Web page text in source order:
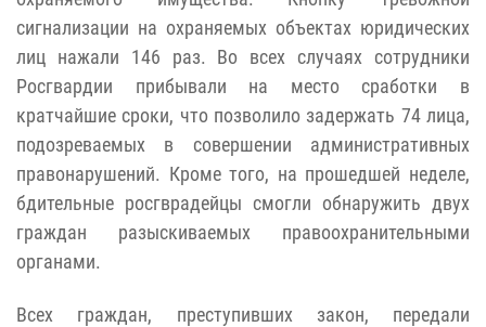
сигнализации на охраняемых объектах юридических
лиц нажали 146 раз. Во всех случаях сотрудники
Росгвардии прибывали на место сработки в
кратчайшие сроки, что позволило задержать 74 лица,
подозреваемых в совершении административных
правонарушений. Кроме того, на прошедшей неделе,
бдительные росгврадейцы смогли обнаружить двух
граждан разыскиваемых правоохранительными
органами.
Всех граждан, преступивших закон, передали